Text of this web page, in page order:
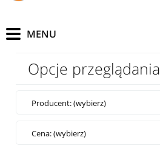
Opcje przeglądania
Producent: (wybierz)
Cena: (wybierz)